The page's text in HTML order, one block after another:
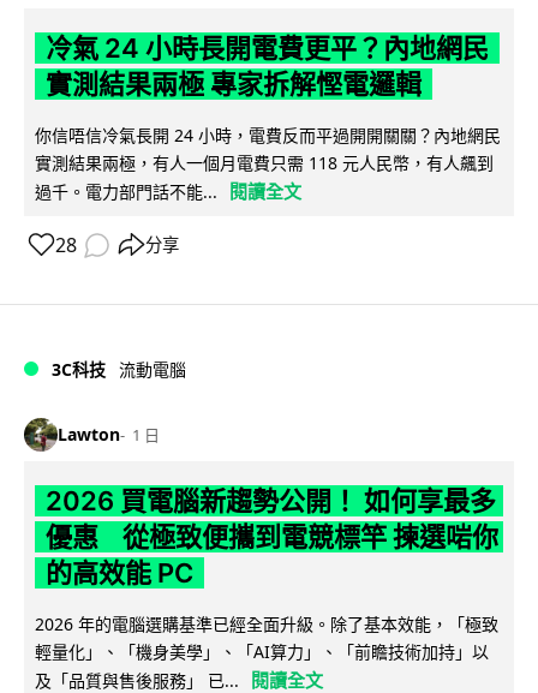
冷氣 24 小時長開電費更平？內地網民
實測結果兩極 專家拆解慳電邏輯
你信唔信冷氣長開 24 小時，電費反而平過開開關關？內地網民
實測結果兩極，有人一個月電費只需 118 元人民幣，有人飆到
過千。電力部門話不能...
閱讀全文
28 分享
3C科技 流動電腦
Lawton 1 日
2026 買電腦新趨勢公開！ 如何享最多
優惠 從極致便攜到電競標竿 揀選啱你
的高效能 PC
2026 年的電腦選購基準已經全面升級。除了基本效能，「極致
輕量化」、「機身美學」、「AI算力」、「前瞻技術加持」以
及「品質與售後服務」 已...
閱讀全文